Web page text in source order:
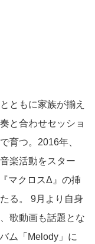
ともに家族が揃え
と合わせセッショ
育つ。2016年、
楽活動をスター
マクロスΔ』の挿
る。 9月より自身
歌動画も話題とな
ム「Melody」に